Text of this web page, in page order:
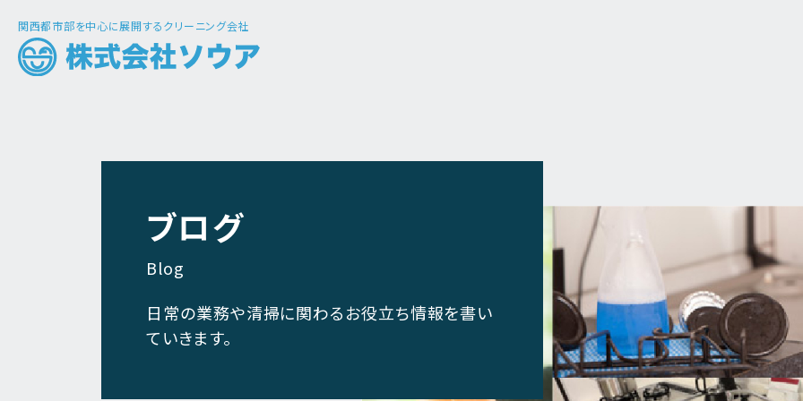
関西都市部を中心に展開するクリーニング会社
ブログ
Blog
日常の業務や清掃に関わるお役立ち情報を書い
ていきます。